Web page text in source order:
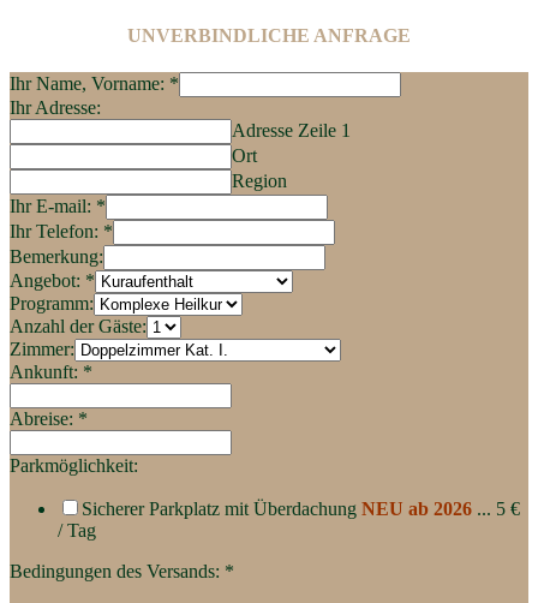
UNVERBINDLICHE ANFRAGE
Ihr Name, Vorname: *
Ihr Adresse:
Adresse Zeile 1
Ort
Region
Ihr E-mail: *
Ihr Telefon: *
Bemerkung:
Angebot: *
Programm:
Anzahl der Gäste:
Zimmer:
Ankunft: *
Abreise: *
Parkmöglichkeit:
Sicherer Parkplatz mit Überdachung NEU ab 2026 ... 5 €
/ Tag
Bedingungen des Versands: *